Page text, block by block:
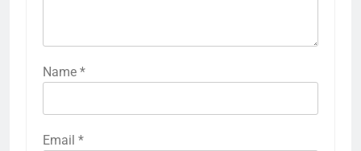
Name *
Email *